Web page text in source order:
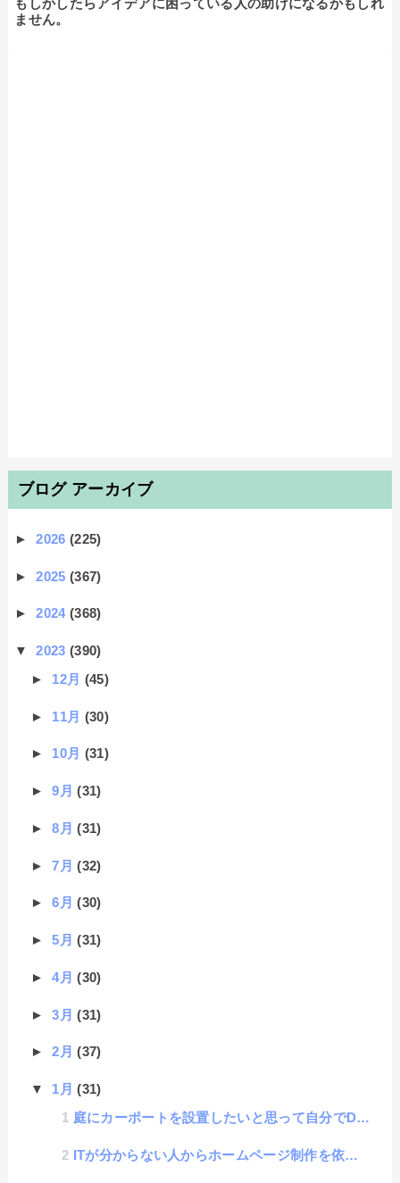
もしかしたらアイデアに困っている人の助けになるかもしれ
ません。
ブログ アーカイブ
►2026(225)
►2025(367)
►2024(368)
▼2023(390)
► 12月 (45)
► 11月 (30)
► 10月 (31)
►9月(31)
►8月(31)
►7月(32)
►6月(30)
►5月(31)
►4月(30)
►3月(31)
►2月(37)
▼ 1月(31)
庭にカーポートを設置したいと思って自分でDIYした話
ITが分からない人からホームページ制作を依頼されたらどうするかベストプラクティス